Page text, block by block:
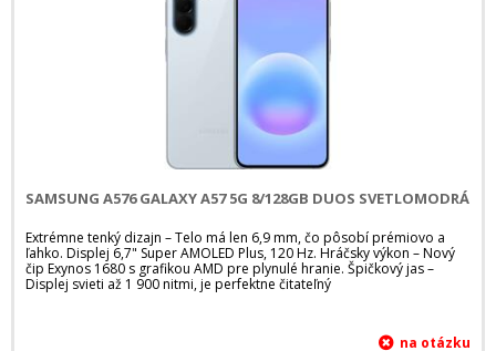
SAMSUNG A576 GALAXY A57 5G 8/128GB DUOS SVETLOMODRÁ
Extrémne tenký dizajn – Telo má len 6,9 mm, čo pôsobí prémiovo a
ľahko. Displej 6,7" Super AMOLED Plus, 120 Hz. Hráčsky výkon – Nový
čip Exynos 1680 s grafikou AMD pre plynulé hranie. Špičkový jas –
Displej svieti až 1 900 nitmi, je perfektne čitateľný